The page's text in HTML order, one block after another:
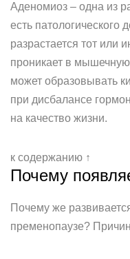
Аденомиоз – одна из
есть патологического
разрастается тот или
проникает в
может образовывать
при дисбалансе
на качество жизни.
к содержанию ↑
Почему
Почему же
пременопаузе?